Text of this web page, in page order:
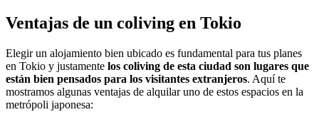
Ventajas de un coliving en Tokio
Elegir un alojamiento bien ubicado es fundamental para tus planes
en Tokio y justamente los coliving de esta ciudad son lugares que
están bien pensados para los visitantes extranjeros. Aquí te
mostramos algunas ventajas de alquilar uno de estos espacios en la
metrópoli japonesa: